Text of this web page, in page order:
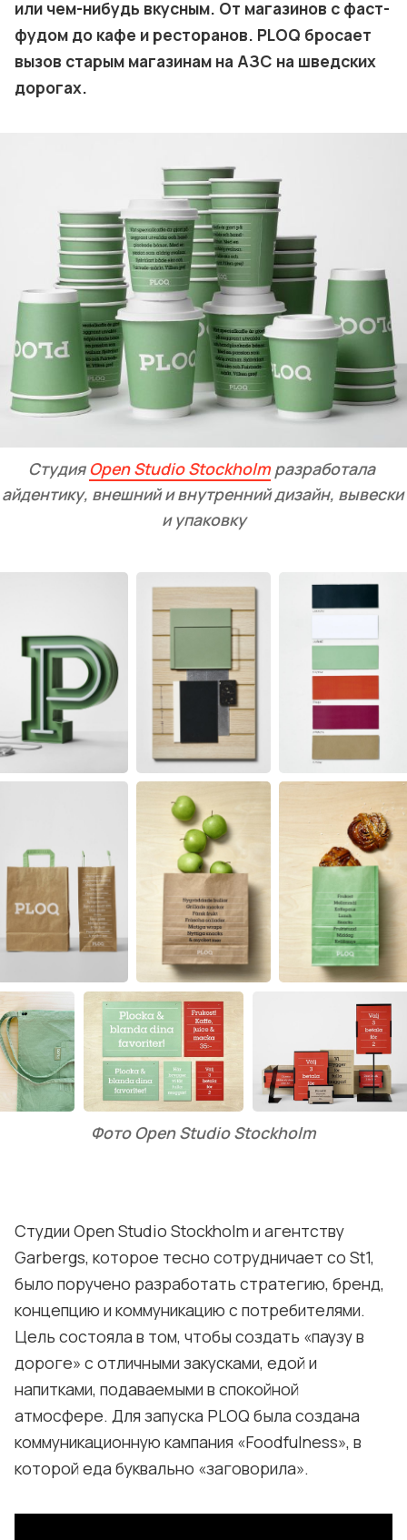
или чем-нибудь вкусным. От магазинов с фаст-
фудом до кафе и ресторанов. PLOQ бросает
вызов старым магазинам на АЗС на шведских
дорогах.
Студия Open Studio Stockholm разработала
айдентику, внешний и внутренний дизайн, вывески
и упаковку
Фото Open Studio Stockholm
Студии Open Studio Stockholm и агентству
Garbergs, которое тесно сотрудничает со St1,
было поручено разработать стратегию, бренд,
концепцию и коммуникацию с потребителями.
Цель состояла в том, чтобы создать «паузу в
дороге» с отличными закусками, едой и
напитками, подаваемыми в спокойной
атмосфере. Для запуска PLOQ была создана
коммуникационную кампания «Foodfulness», в
которой еда буквально «заговорила».